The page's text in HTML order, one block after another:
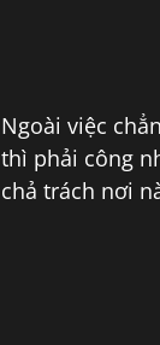
Ngoài việc
thì phải công
chả trách nơi